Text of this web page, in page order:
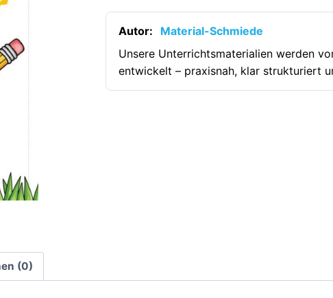
Autor:
Material-Schmiede
Unsere Unterrichtsmaterialien werden
entwickelt – praxisnah, klar strukturiert
(0)